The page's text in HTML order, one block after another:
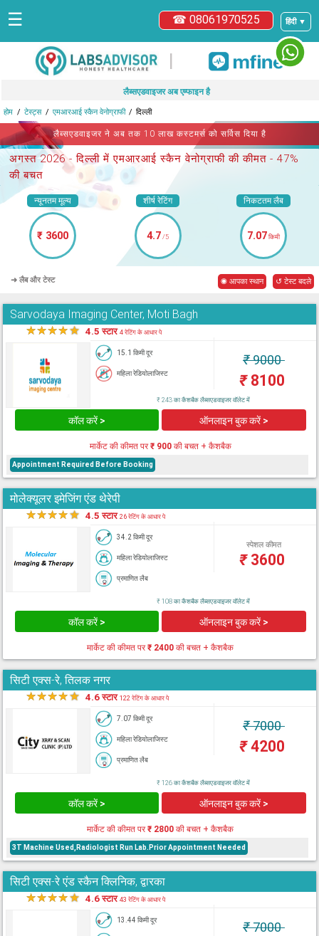
हिंदी ▼
☎ 08061970525
☰
|
लैब्सएडवाइजर अब एम्फाइन है
होम टेस्ट्स एमआरआई स्कैन वेनोग्राफी दिल्ली
लैब्सएडवाइजर ने अब तक 10 लाख कस्टमर्स को सर्विस दिया है
अगस्त 2026 -दिल्ली में एमआरआई स्कैन वेनोग्राफी की कीमत - 47%
की बचत
न्यूनतम मूल्य
₹ 3600
शीर्ष रेटिंग
4.7/5
निकटतम लैब
7.07 किमी
➜ लैब और टेस्ट ◉ आपका स्थान ↺ टेस्ट बदले
Sarvodaya Imaging Center, Moti Bagh
★★★★★ 4.5 स्टार4 रेटिंग के आधार पे
15.1 किमी दूर
महिला रेडियोलाजिस्ट
₹9000
₹8100
₹ 243 का कैशबैक लैब्सएडवाइजर वॉलेट में
कॉल करें > ऑनलाइन बुक करें >
मार्केट की कीमत पर₹ 900की बचत + कैशबैक
Appointment Required Before Booking
मोलेक्यूलर इमेजिंग एंड थेरेपी
★★★★★ 4.5 स्टार26 रेटिंग के आधार पे
34.2 किमी दूर
महिला रेडियोलाजिस्ट
प्रमाणित लैब
स्पेशल कीमत
₹3600
₹ 108 का कैशबैक लैब्सएडवाइजर वॉलेट में
कॉल करें > ऑनलाइन बुक करें >
मार्केट की कीमत पर₹ 2400 की बचत + कैशबैक
सिटी एक्स-रे, तिलक नगर
★★★★★ 4.6 स्टार122 रेटिंग के आधार पे
7.07 किमी दूर
महिला रेडियोलाजिस्ट
प्रमाणित लैब
₹7000
₹4200
₹ 126 का कैशबैक लैब्सएडवाइजर वॉलेट में
कॉल करें > ऑनलाइन बुक करें >
मार्केट की कीमत पर₹ 2800 की बचत + कैशबैक
3T Machine Used,Radiologist Run Lab.Prior Appointment Needed
सिटी एक्स-रे एंड स्कैन क्लिनिक, द्वारका
★★★★★ 4.6 स्टार43 रेटिंग के आधार पे
13.44 किमी दूर ₹7000